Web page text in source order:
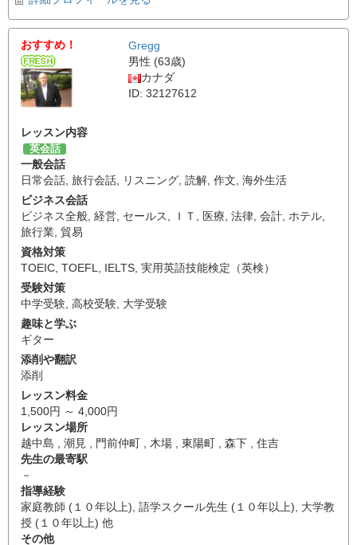
おすすめ！
Gregg
男性 (63歳)
カナダ
ID: 32127612
レッスン内容
英会話
一般会話
日常会話 旅行会話 リスニング 読解 作文 海外生活
ビジネス会話
ビジネス全般 経営 セールス ＩＴ 医療 法律 会計 ホテル
旅行業 貿易
資格対策
TOEIC TOEFL IELTS 実用英語技能検定（英検）
受験対策
中学受験 高校受験 大学受験
趣味と学ぶ
ギター
添削や翻訳
添削
レッスン料金
1,500円 ～ 4,000円
レッスン場所
越中島 , 潮見 , 門前仲町 , 木場 , 東陽町 , 森下 , 住吉
先生の最寄駅
－
指導経験
家庭教師 (１０年以上), 語学スクール先生 (１０年以上), 大学教
授 (１０年以上) 他
その他